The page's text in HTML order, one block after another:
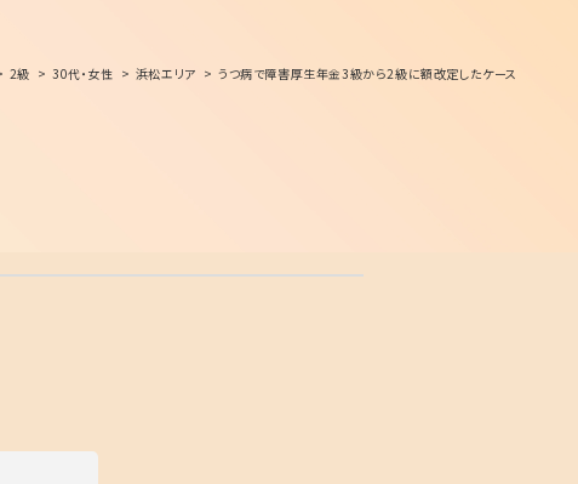
2級 30代・女性 浜松エリア うつ病で障害厚生年金3級から2級に額改定したケース